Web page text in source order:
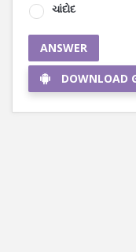
ચાંદોદ
ANSWER
DOWNLOAD